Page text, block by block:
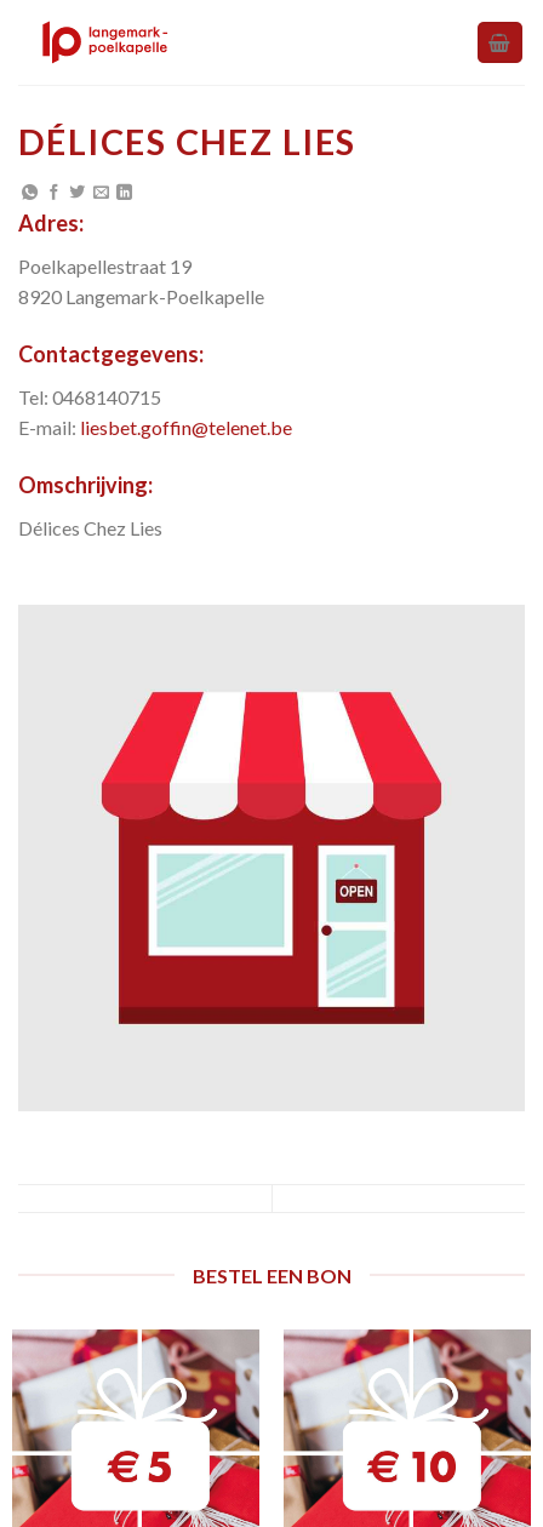
DÉLICES CHEZ LIES
Adres:
Poelkapellestraat 19
8920 Langemark-Poelkapelle
Contactgegevens:
Tel: 0468140715
E-mail: liesbet.goffin@telenet.be
Omschrijving:
Délices Chez Lies
BESTEL EEN BON